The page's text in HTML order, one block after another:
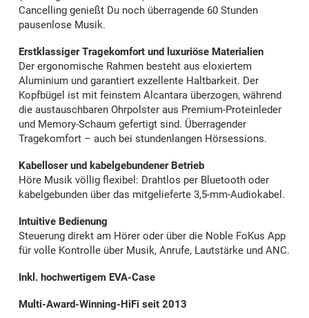
Cancelling genießt Du noch überragende 60 Stunden
pausenlose Musik.
Erstklassiger Tragekomfort und luxuriöse Materialien
Der ergonomische Rahmen besteht aus eloxiertem
Aluminium und garantiert exzellente Haltbarkeit. Der
Kopfbügel ist mit feinstem Alcantara überzogen, während
die austauschbaren Ohrpolster aus Premium-Proteinleder
und Memory-Schaum gefertigt sind. Überragender
Tragekomfort – auch bei stundenlangen Hörsessions.
Kabelloser und kabelgebundener Betrieb
Höre Musik völlig flexibel: Drahtlos per Bluetooth oder
kabelgebunden über das mitgelieferte 3,5-mm-Audiokabel.
Intuitive Bedienung
Steuerung direkt am Hörer oder über die Noble FoKus App
für volle Kontrolle über Musik, Anrufe, Lautstärke und ANC.
Inkl. hochwertigem EVA-Case
Multi-Award-Winning-HiFi seit 2013